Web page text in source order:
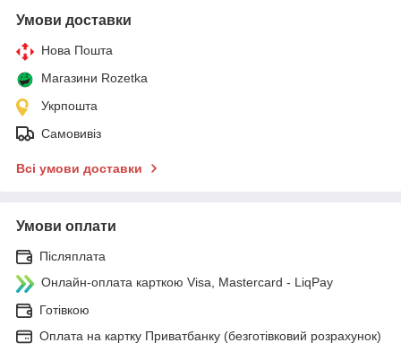
Умови доставки
Нова Пошта
Магазини Rozetka
Укрпошта
Самовивіз
Всі умови доставки
Умови оплати
Післяплата
Онлайн-оплата карткою Visa, Mastercard - LiqPay
Готівкою
Оплата на картку Приватбанку (безготівковий розрахунок)